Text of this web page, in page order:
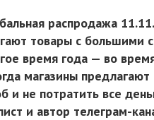
распродажа
товары с большими
время года — во
магазины
и не потратить все
и автор телеграм-